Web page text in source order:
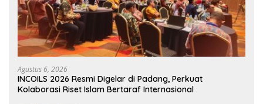
Agustus 6, 2026
INCOILS 2026 Resmi Digelar di Padang, Perkuat
Kolaborasi Riset Islam Bertaraf Internasional